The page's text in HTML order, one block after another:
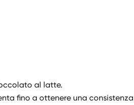
al latte.
fino a ottenere una